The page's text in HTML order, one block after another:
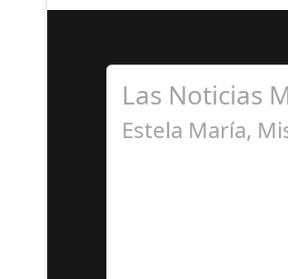
Las Noticias
Estela María,